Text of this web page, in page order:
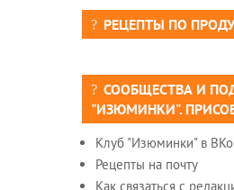
РЕЦЕПТЫ ПО
СООБЩЕСТВА И
"ИЗЮМИНКИ".
Клуб "Изюминки" в
Рецепты на почту
Как связаться с